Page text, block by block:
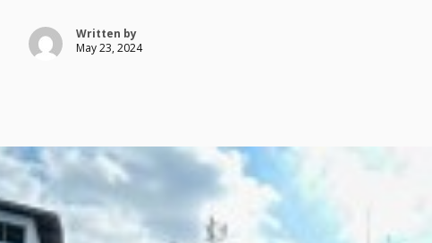
Written by
May 23, 2024